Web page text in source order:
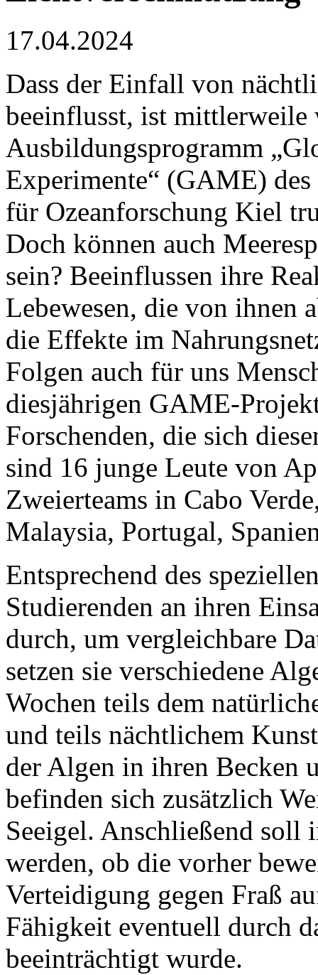
17.04.2024
Dass der Einfall von
beeinflusst, ist mittlerweile
Ausbildungsprogramm
Experimente“ (GAME)
für Ozeanforschung Kiel
Doch können auch
sein? Beeinflussen ihre
Lebewesen, die von ihnen
die Effekte im
Folgen auch für uns
diesjährigen GAME-
Forschenden, die sich
sind 16 junge Leute von
Zweierteams in Cabo
Malaysia, Portugal,
Entsprechend des
Studierenden an ihren
durch, um vergleichbare
setzen sie verschiedene
Wochen teils dem
und teils nächtlichem
der Algen in ihren Becken
befinden sich zusätzlich
Seeigel. Anschließend soll
werden, ob die vorher
Verteidigung gegen Fraß
Fähigkeit eventuell durch
beeinträchtigt wurde.